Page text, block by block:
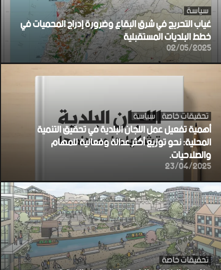
سياسة
غياب التحريج في شرق البقاع وضرورة إدراج المحميات في
خطط البلديات المستقبلية
02/05/2025
تحقيقات خاصة سياسة
أهمية تفعيل عمل اللجان البلدية في تحقيق التنمية
المحلية: نحو توزيع أكثر عدالة وفعالية للمهام
والصلاحيات.
23/04/2025
تحقيقات خاصة